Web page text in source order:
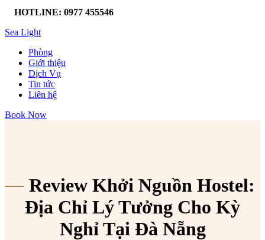
HOTLINE: 0977 455546
Sea Light
Phòng
Giới thiệu
Dịch Vụ
Tin tức
Liên hệ
Book Now
Review Khởi Nguồn Hostel:
Địa Chỉ Lý Tưởng Cho Kỳ
Nghỉ Tại Đà Nẵng